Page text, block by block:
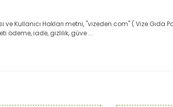
ve Kullanıcı Hakları metni, "vizeden.com" ( Vize
ödeme, iade, gizlilik, güve ...